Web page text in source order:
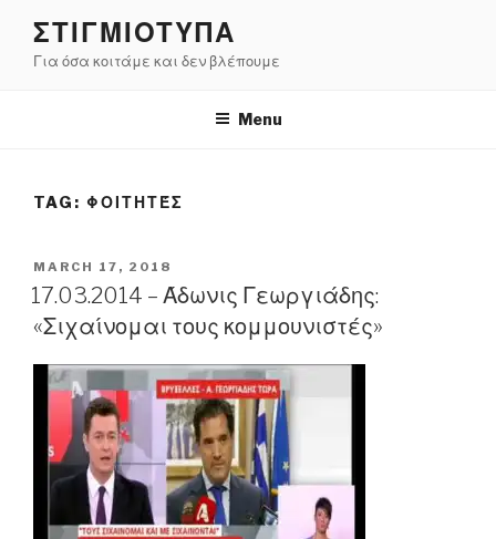
content
ΣΤΙΓΜΙΟΤΥΠΑ
Για όσα κοιτάμε και δεν βλέπουμε
Menu
TAG: ΦΟΙΤΗΤΈΣ
POSTED
ON
MARCH 17, 2018
17.03.2014 – Άδωνις Γεωργιάδης:
«Σιχαίνομαι τους κομμουνιστές»